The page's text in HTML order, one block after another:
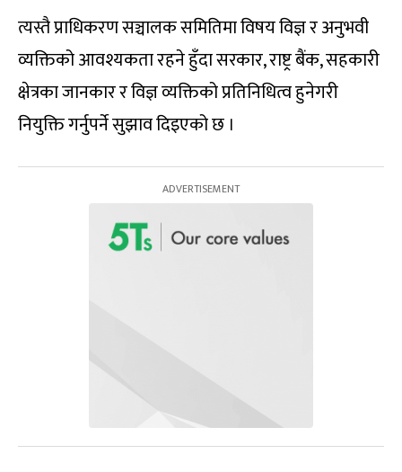
त्यस्तै प्राधिकरण सञ्चालक समितिमा विषय विज्ञ र अनुभवी
व्यक्तिको आवश्यकता रहने हुँदा सरकार, राष्ट्र बैंक, सहकारी
क्षेत्रका जानकार र विज्ञ व्यक्तिको प्रतिनिधित्व हुनेगरी
नियुक्ति गर्नुपर्ने सुझाव दिइएको छ ।